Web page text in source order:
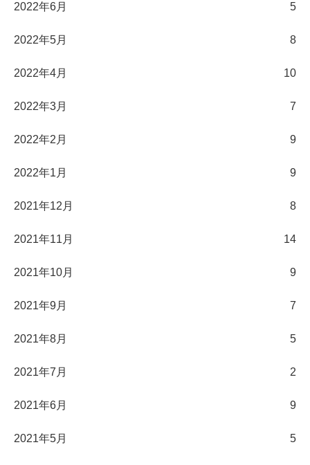
2022年6月 5
2022年5月 8
2022年4月 10
2022年3月 7
2022年2月 9
2022年1月 9
2021年12月 8
2021年11月 14
2021年10月 9
2021年9月 7
2021年8月 5
2021年7月 2
2021年6月 9
2021年5月 5